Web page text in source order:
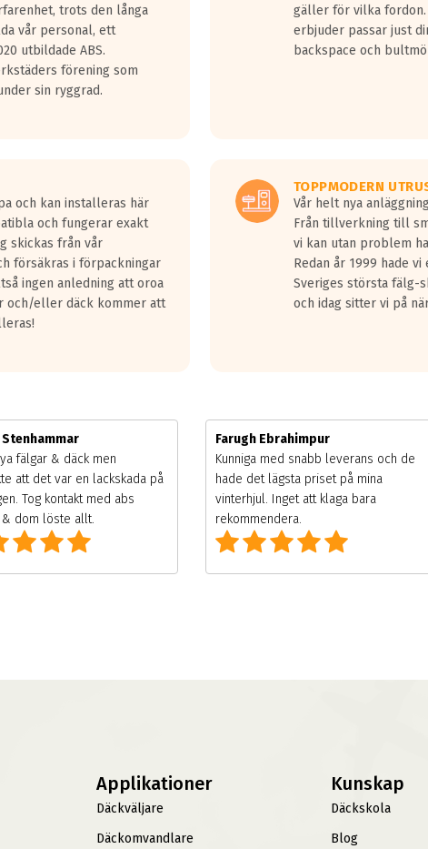
överträffa motorljudet.
ett däck med vågar. Hög bullernivå markeras med svarta vågor
kraven som finns i dagsläget, men är inte längre tillåtna enligt nya
trots den långa
vår personal, ett
utbildade ABS.
förening som
sin ryggrad.
gäller för vilka fordon.
erbjuder passar just
backspace och
och kan installeras här
och fungerar exakt
skickas från vår
försäkras i förpackningar
ingen anledning att oroa
och/eller däck kommer att
TOPPMODERN
Vår helt nya
Från tillverkning till
vi kan utan problem
Redan år 1999 hade
Sveriges största fälg-
och idag sitter vi på
Stenhammar
fälgar & däck men
att det var en lackskada på
Tog kontakt med abs
dom löste allt.
Farugh Ebrahimpur
Kunniga med snabb leverans och de
hade det lägsta priset på mina
vinterhjul. Inget att klaga bara
rekommendera.
Applikationer
Däckväljare
Däckomvandlare
Kunskap
Däckskola
Blog